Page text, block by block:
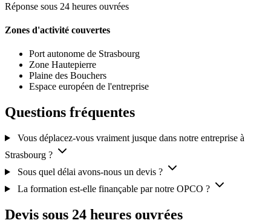
Réponse sous 24 heures ouvrées
Zones d'activité couvertes
Port autonome de Strasbourg
Zone Hautepierre
Plaine des Bouchers
Espace européen de l'entreprise
Questions fréquentes
Vous déplacez-vous vraiment jusque dans notre entreprise à
Strasbourg ?
Sous quel délai avons-nous un devis ?
La formation est-elle finançable par notre OPCO ?
Devis sous 24 heures ouvrées